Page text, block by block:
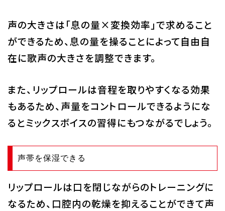
声の大きさは「息の量×変換効率」で求めること
ができるため、息の量を操ることによって自由自
在に歌声の大きさを調整できます。
また、リップロールは音程を取りやすくなる効果
もあるため、声量をコントロールできるようにな
るとミックスボイスの習得にもつながるでしょう。
声帯を保湿できる
リップロールは口を閉じながらのトレーニングに
なるため、口腔内の乾燥を抑えることができて声